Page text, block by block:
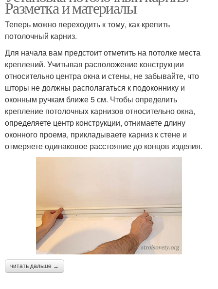
Разметка и материалы
Теперь можно переходить к тому, как крепить
потолочный карниз.
Для начала вам предстоит отметить на потолке места
креплений. Учитывая расположение конструкции
относительно центра окна и стены, не забывайте, что
шторы не должны располагаться к подоконнику и
оконным ручкам ближе 5 см. Чтобы определить
крепление потолочных карнизов относительно окна,
определяете центр конструкции, отнимаете длину
оконного проема, прикладываете карниз к стене и
отмеряете одинаковое расстояние до концов изделия.
читать дальше →